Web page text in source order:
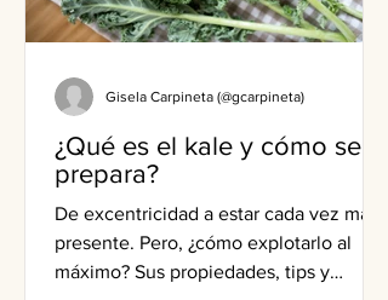
¿Qué es el kale y cómo se
prepara?
De excentricidad a estar cada vez más
presente. Pero, ¿cómo explotarlo al
máximo? Sus propiedades, tips y
Gisela Carpineta (@gcarpineta)